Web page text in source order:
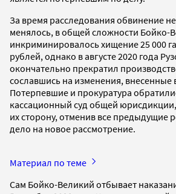
За время расследования обвинение
менялось, в общей сложности Бойко-
инкриминировалось хищение 25 000
рублей, однако в августе 2020 года
окончательно прекратил
сославшись на изменения, внесенные
Потерпевшие и прокуратура
кассационный суд общей
их сторону, отменив все предыдущие
дело на новое рассмотрение.
Материал по теме
Сам Бойко-Великий отбывает